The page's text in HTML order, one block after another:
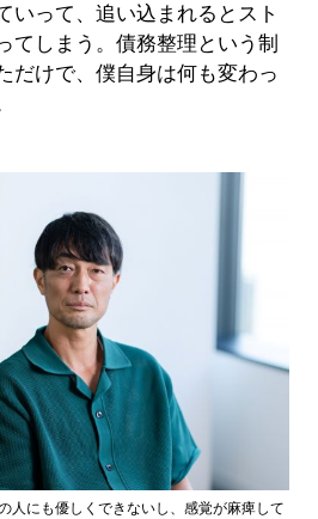
いって、追い込まれるとスト
てしまう。債務整理という制
だけで、僕自身は何も変わっ
人にも優しくできないし、感覚が麻痺して